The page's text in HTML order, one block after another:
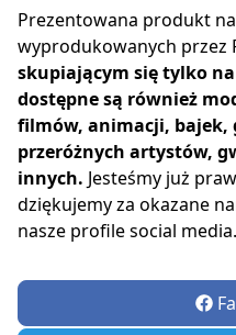
Prezentowana produkt
wyprodukowanych przez
skupiającym się tylko
dostępne są również
filmów, animacji, bajek,
przeróżnych artystów,
innych. Jesteśmy już
dziękujemy za okazane
nasze profile social media.